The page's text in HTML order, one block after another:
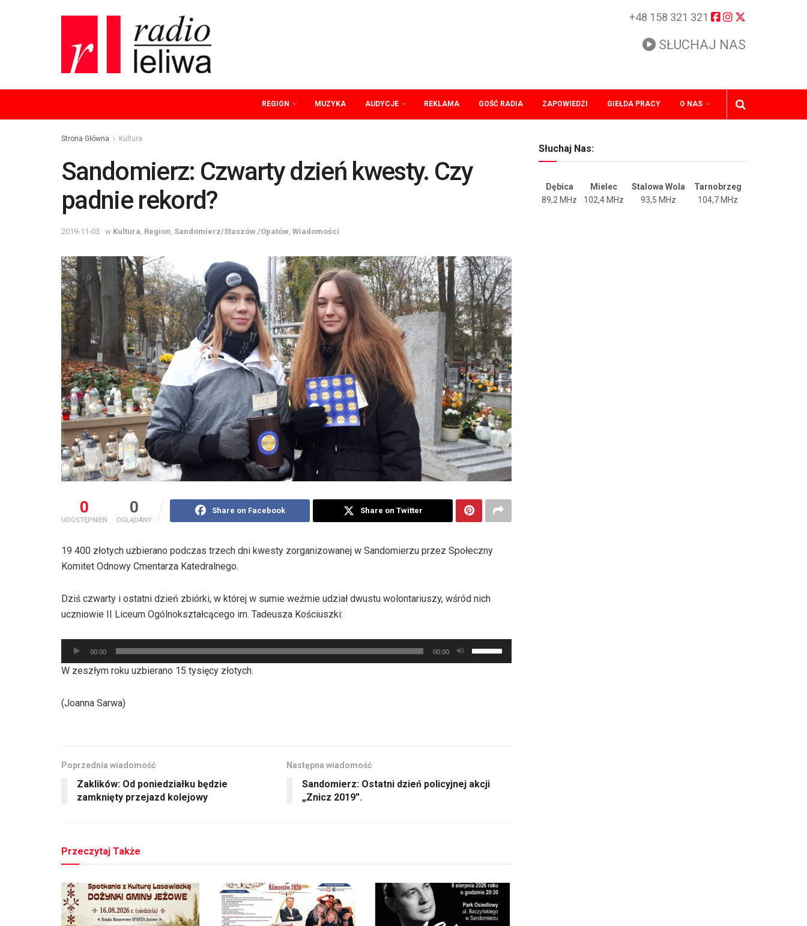
+48 158 321 321
SŁUCHAJ NAS
REGION MUZYKA AUDYCJE REKLAMA GOŚĆ RADIA ZAPOWIEDZI GIEŁDA PRACY O NAS
Strona Główna Kultura
Sandomierz: Czwarty dzień kwesty. Czy
padnie rekord?
2019-11-03 w Kultura Region Sandomierz/Staszów /Opatów Wiadomości
0
UDOSTĘPNIEŃ
0
OGLĄDANY
Share on Facebook Share on Twitter
19 400 złotych uzbierano podczas trzech dni kwesty zorganizowanej w Sandomierzu przez Społeczny
Komitet Odnowy Cmentarza Katedralnego.
Dziś czwarty i ostatni dzień zbiórki, w której w sumie weźmie udział dwustu wolontariuszy, wśród nich
uczniowie II Liceum Ogólnokształcącego im. Tadeusza Kościuszki:
Odtwarzacz
plików
dźwiękowych
00:00 00:00
strzałek
lub
W zeszłym roku uzbierano 15 tysięcy złotych.
(Joanna Sarwa)
Poprzednia wiadomość
Zaklików: Od poniedziałku będzie
zamknięty przejazd kolejowy
Następna wiadomość
Sandomierz: Ostatni dzień policyjnej akcji
„Znicz 2019”.
Przeczytaj Także
Słuchaj Nas:
Dębica Mielec Stalowa Wola
Tarnobrzeg
89,2 MHz
102,4 MHz 93,5 MHz 104,7 MHz